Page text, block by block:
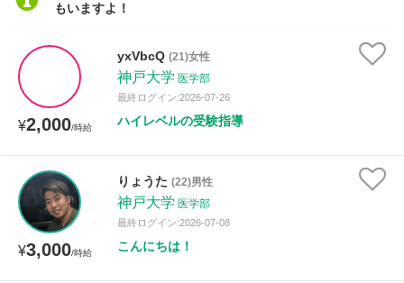
もいますよ！
¥2,000/時給
yxVbcQ (21)女性
神戸大学 医学部
最終ログイン:2026-07-26
ハイレベルの受験指導
¥3,000/時給
りょうた (22)男性
神戸大学 医学部
最終ログイン:2026-07-08
こんにちは！
土曜日 日曜日
所属大学
距離：15km以内
年齢：18-101歳